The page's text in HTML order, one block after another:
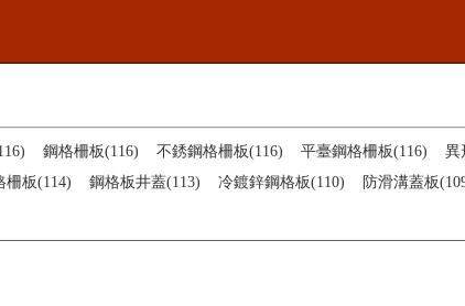
鋼格柵板(116) 不銹鋼格柵板(116) 平臺鋼格柵板(116)
異
柵板(114) 鋼格板井蓋(113) 冷鍍鋅鋼格板(110)
防滑溝蓋板